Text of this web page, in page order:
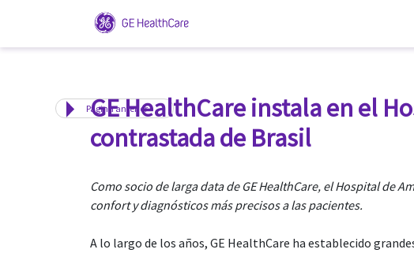
Página anterior
GE HealthCare instala en el
contrastada de Brasil
Como socio de larga data de GE HealthCare, el Hospital de
confort y diagnósticos más precisos a las pacientes.
A lo largo de los años, GE HealthCare ha establecido